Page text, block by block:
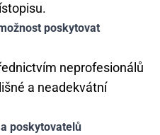
poskytovat
neprofesionálů
a neadekvátní
poskytovatelů